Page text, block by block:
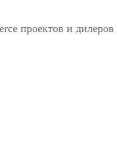
проектов и